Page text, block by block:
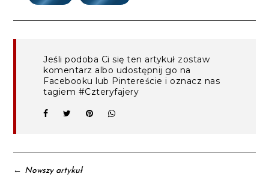
Jeśli podoba Ci się ten artykuł zostaw
komentarz albo udostępnij go na
Facebooku lub Pintereście i oznacz nas
tagiem #Czteryfajery
← Nowszy artykuł